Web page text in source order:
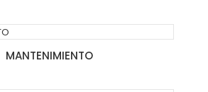
MANTENIMIENTO